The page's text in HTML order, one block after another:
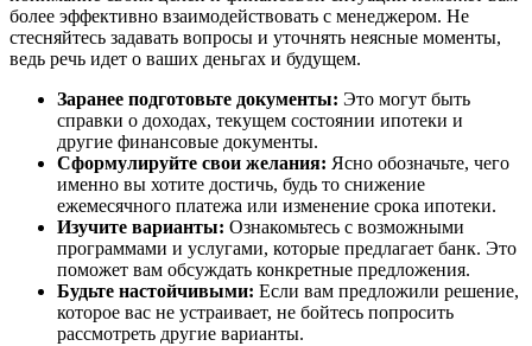
более эффективно взаимодействовать с менеджером. Не
стесняйтесь задавать вопросы и уточнять неясные моменты,
ведь речь идет о ваших деньгах и будущем.
Заранее подготовьте документы: Это могут быть
справки о доходах, текущем состоянии ипотеки и
другие финансовые документы.
Сформулируйте свои желания: Ясно обозначьте, чего
именно вы хотите достичь, будь то снижение
ежемесячного платежа или изменение срока ипотеки.
Изучите варианты: Ознакомьтесь с возможными
программами и услугами, которые предлагает банк. Это
поможет вам обсуждать конкретные предложения.
Будьте настойчивыми: Если вам предложили решение,
которое вас не устраивает, не бойтесь попросить
рассмотреть другие варианты.